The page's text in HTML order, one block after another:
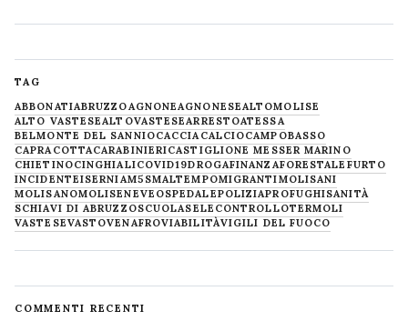
TAG
ABBONATIABRUZZOAGNONEAGNONESEALTOMOLISE
ALTO VASTESEALTOVASTESEARRESTOATESSA
BELMONTE DEL SANNIOCACCIACALCIOCAMPOBASSO
CAPRACOTTACARABINIERICASTIGLIONE MESSER MARINO
CHIETINOCINGHIALICOVID19DROGAFINANZAFORESTALE FURTO
INCIDENTEISERNIAM5SMALTEMPOMIGRANTIMOLISANI
MOLISANOMOLISENEVE OSPEDALEPOLIZIAPROFUGHISANITÀ
SCHIAVI DI ABRUZZOSCUOLASELECONTROLLOTERMOLI
VASTESEVASTOVENAFROVIABILITÀVIGILI DEL FUOCO
COMMENTI RECENTI